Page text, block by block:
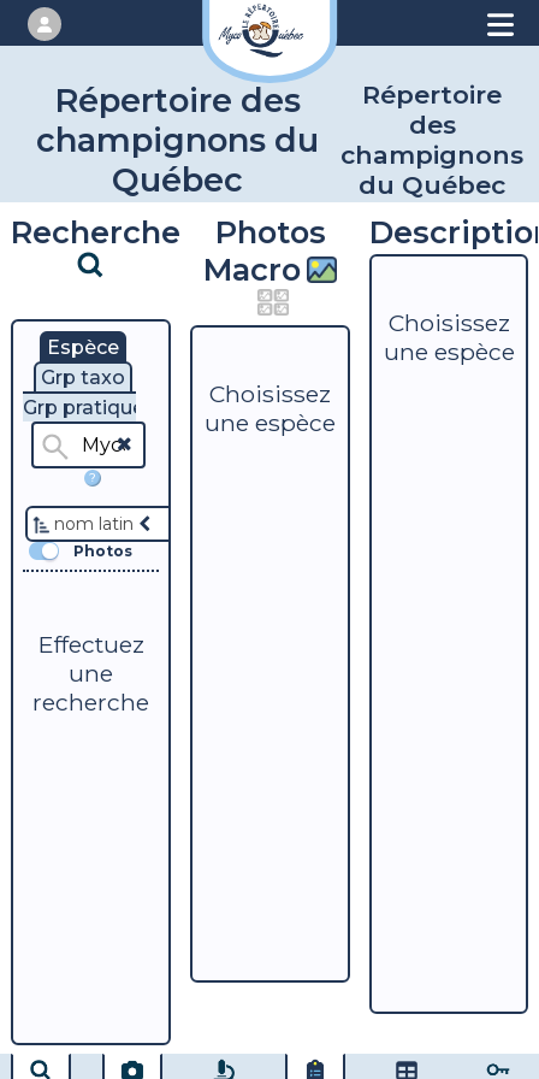
Répertoire des
champignons du
Québec
Répertoire
des
champignons
du Québec
Recherche
Espèce
Grp taxo
Grp pratique
?
nom latin
Photos
Effectuez
une
recherche
Photos
Macro
Choisissez
une espèce
Choisissez
une espèce